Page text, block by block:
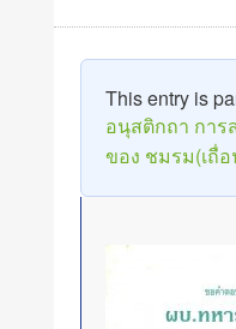
This entry is
อนุสติกถา กา
ของ ชมรม(เถื่